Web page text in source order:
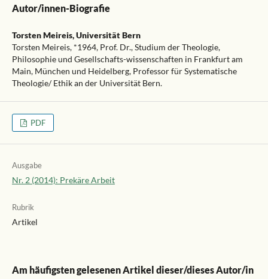
Autor/innen-Biografie
Torsten Meireis,Universität Bern
Torsten Meireis, *1964, Prof. Dr., Studium der Theologie,
Philosophie und Gesellschafts-wissenschaften in Frankfurt am
Main, München und Heidelberg, Professor für Systematische
Theologie/ Ethik an der Universität Bern.
PDF
Ausgabe
Nr. 2 (2014): Prekäre Arbeit
Rubrik
Artikel
Am häufigsten gelesenen Artikel dieser/dieses Autor/in